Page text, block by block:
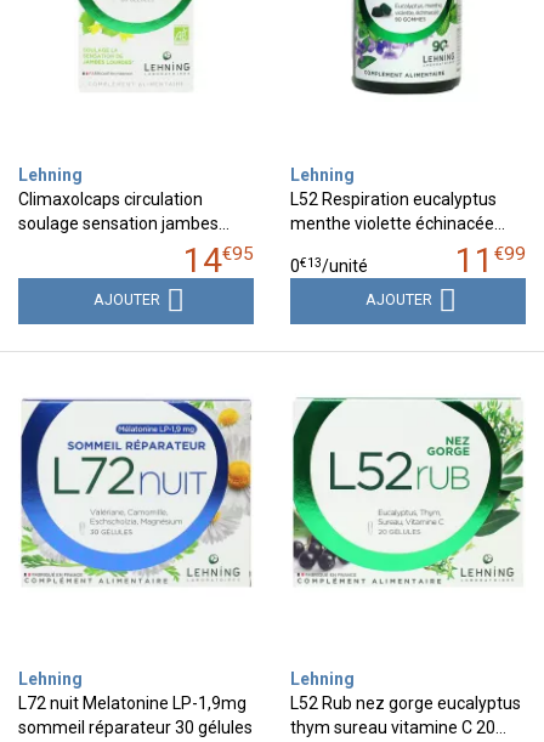
Lehning
Climaxolcaps circulation
soulage sensation jambes…
14€95
AJOUTER
Lehning
L52 Respiration eucalyptus
menthe violette échinacée…
11 €99
0€13/unité
AJOUTER
Lehning
L72 nuit Melatonine LP-1,9mg
sommeil réparateur 30 gélules
Lehning
L52 Rub nez gorge eucalyptus
thym sureau vitamine C 20…